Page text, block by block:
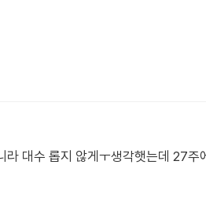
라 대수 롭지 않게ㅜ생각햇는데 27